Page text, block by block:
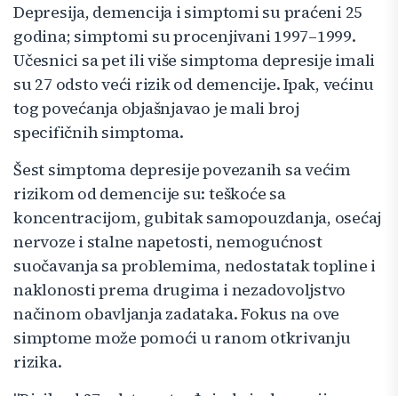
Depresija, demencija i simptomi su praćeni 25
godina; simptomi su procenjivani 1997–1999.
Učesnici sa pet ili više simptoma depresije imali
su 27 odsto veći rizik od demencije. Ipak, većinu
tog povećanja objašnjavao je mali broj
specifičnih simptoma.
Šest simptoma depresije povezanih sa većim
rizikom od demencije su: teškoće sa
koncentracijom, gubitak samopouzdanja, osećaj
nervoze i stalne napetosti, nemogućnost
suočavanja sa problemima, nedostatak topline i
naklonosti prema drugima i nezadovoljstvo
načinom obavljanja zadataka. Fokus na ove
simptome može pomoći u ranom otkrivanju
rizika.